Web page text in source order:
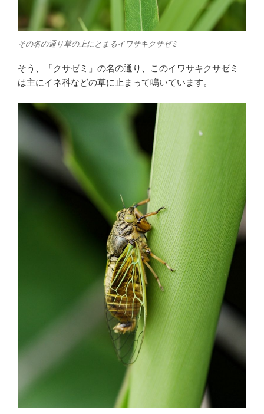
その名の通り草の上にとまるイワサキクサゼミ
そう、「クサゼミ」の名の通り、このイワサキクサゼミ
は主にイネ科などの草に止まって鳴いています。